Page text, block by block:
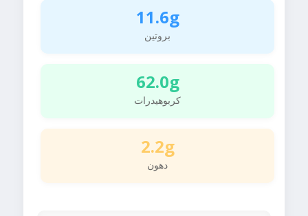
11.6g
بروتين
62.0g
كربوهيدرات
2.2g
دهون